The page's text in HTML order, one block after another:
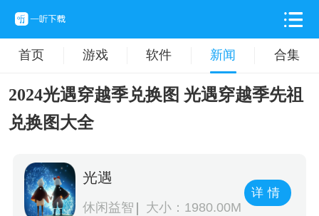
首页 游戏 软件 新闻 合集
2024光遇穿越季兑换图 光遇穿越季先祖
兑换图大全
光遇
休闲益智 大小：1980.00M
详情